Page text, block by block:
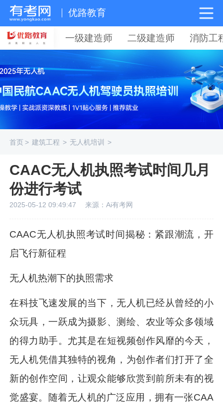
优路教育
一级建造师 二级建造师 消防工
首页> 建筑工程 > 无人机培训 >
CAAC无人机执照考试时间几月
份进行考试
2025-05-12 09:49:47 来源：Ai有考网
CAAC无人机执照考试时间揭秘：紧跟潮流，开
启飞行新征程
无人机热潮下的执照需求
在科技飞速发展的当下，无人机已经从曾经的小
众玩具，一跃成为摄影、测绘、农业等众多领域
的得力助手。尤其是在短视频创作风靡的今天，
无人机凭借其独特的视角，为创作者们打开了全
新的创作空间，让观众能够欣赏到前所未有的视
觉盛宴。随着无人机的广泛应用，拥有一张CAA